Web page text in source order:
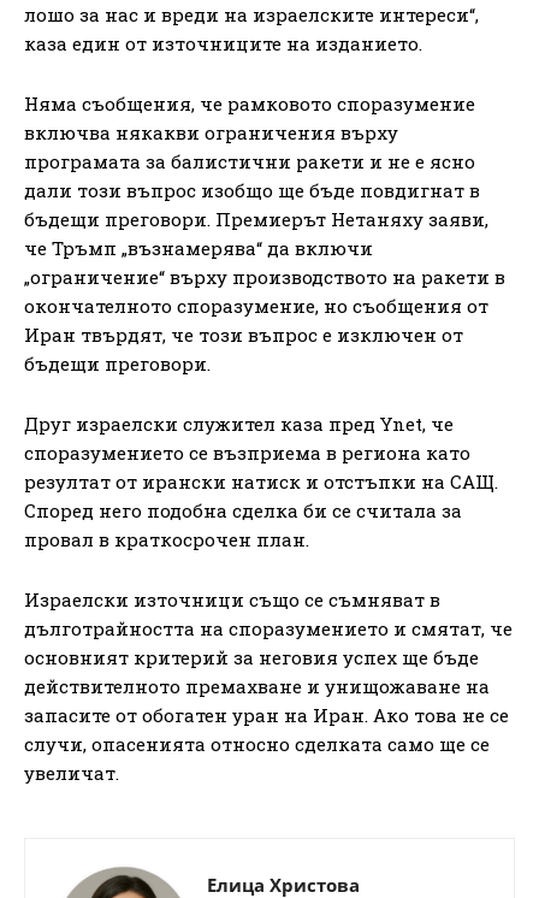
лошо за нас и вреди на израелските интереси“,
каза един от източниците на изданието.
Няма съобщения, че рамковото споразумение
включва някакви ограничения върху
програмата за балистични ракети и не е ясно
дали този въпрос изобщо ще бъде повдигнат в
бъдещи преговори. Премиерът Нетаняху заяви,
че Тръмп „възнамерява“ да включи
„ограничение“ върху производството на ракети в
окончателното споразумение, но съобщения от
Иран твърдят, че този въпрос е изключен от
бъдещи преговори.
Друг израелски служител каза пред Ynet, че
споразумението се възприема в региона като
резултат от ирански натиск и отстъпки на САЩ.
Според него подобна сделка би се считала за
провал в краткосрочен план.
Израелски източници също се съмняват в
дълготрайността на споразумението и смятат, че
основният критерий за неговия успех ще бъде
действителното премахване и унищожаване на
запасите от обогатен уран на Иран. Ако това не се
случи, опасенията относно сделката само ще се
увеличат.
Елица Христова